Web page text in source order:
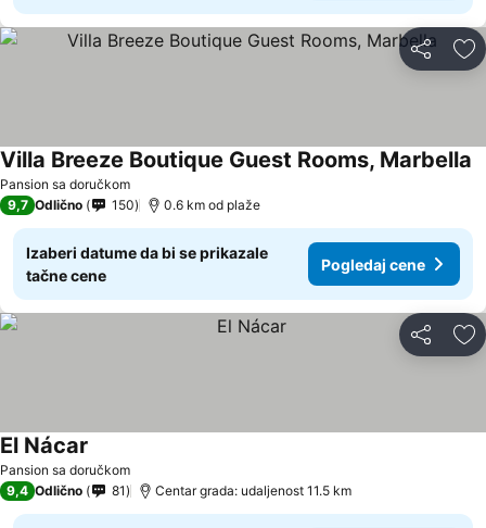
Deli
Pansion sa doručkom
Villa Breeze Boutique Guest Rooms, Marbella
9,7 Odlično 150 0.6 km od plaže
Izaberi datume da bi se prikazale
tačne cene
Pogledaj cene
Deli
Pansion sa doručkom
El Nácar
9,4 Odlično 81 Centar grada: udaljenost 11.5 km